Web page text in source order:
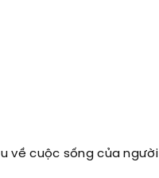
về cuộc sống của người